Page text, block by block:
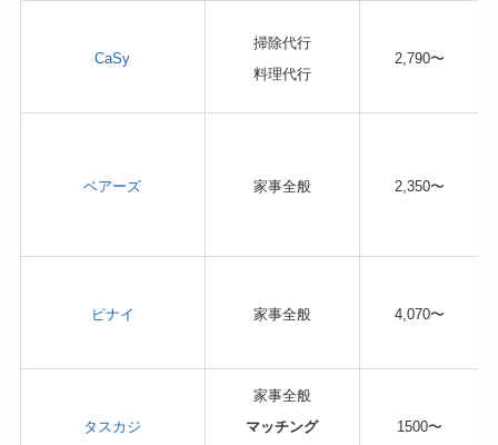
CaSy
掃除代行
料理代行
2,790〜
ベアーズ 家事全般 2,350〜
ピナイ 家事全般 4,070〜
タスカジ
家事全般
マッチング
1500〜